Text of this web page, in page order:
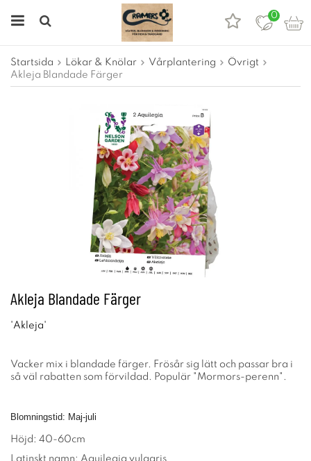
0
Startsida Lökar & Knölar Vårplantering
Övrigt
Akleja Blandade Färger
Akleja Blandade Färger
'Akleja'
Vacker mix i blandade färger. Frösår sig lätt och passar bra i
så väl rabatten som förvildad. Populär "Mormors-perenn".
Blomningstid: Maj-juli
Höjd: 40-60cm